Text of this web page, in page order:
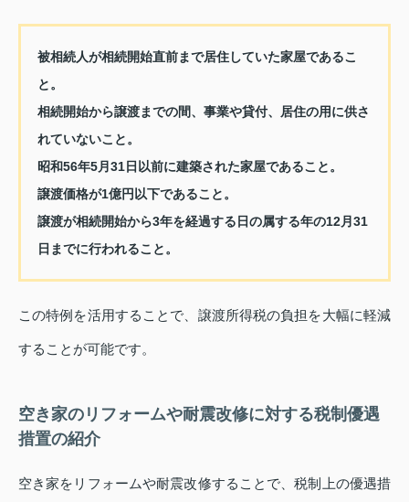
被相続人が相続開始直前まで居住していた家屋であるこ
と。
相続開始から譲渡までの間、事業や貸付、居住の用に供さ
れていないこと。
昭和56年5月31日以前に建築された家屋であること。
譲渡価格が1億円以下であること。
譲渡が相続開始から3年を経過する日の属する年の12月31
日までに行われること。
この特例を活用することで、譲渡所得税の負担を大幅に軽減
することが可能です。
空き家のリフォームや耐震改修に対する税制優遇
措置の紹介
空き家をリフォームや耐震改修することで、税制上の優遇措